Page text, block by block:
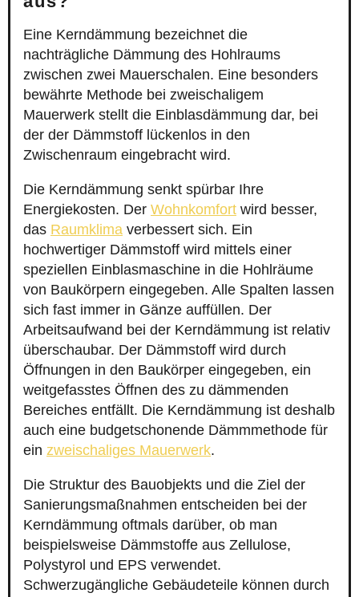
Eine Kerndämmung bezeichnet die
nachträgliche Dämmung des Hohlraums
zwischen zwei Mauerschalen. Eine besonders
bewährte Methode bei zweischaligem
Mauerwerk stellt die Einblasdämmung dar, bei
der der Dämmstoff lückenlos in den
Zwischenraum eingebracht wird.
Die Kerndämmung senkt spürbar Ihre
Energiekosten. Der Wohnkomfort wird besser,
das Raumklima verbessert sich. Ein
hochwertiger Dämmstoff wird mittels einer
speziellen Einblasmaschine in die Hohlräume
von Baukörpern eingegeben. Alle Spalten lassen
sich fast immer in Gänze auffüllen. Der
Arbeitsaufwand bei der Kerndämmung ist relativ
überschaubar. Der Dämmstoff wird durch
Öffnungen in den Baukörper eingegeben, ein
weitgefasstes Öffnen des zu dämmenden
Bereiches entfällt. Die Kerndämmung ist deshalb
auch eine budgetschonende Dämmmethode für
ein zweischaliges Mauerwerk.
Die Struktur des Bauobjekts und die Ziel der
Sanierungsmaßnahmen entscheiden bei der
Kerndämmung oftmals darüber, ob man
beispielsweise Dämmstoffe aus Zellulose,
Polystyrol und EPS verwendet.
Schwerzugängliche Gebäudeteile können durch